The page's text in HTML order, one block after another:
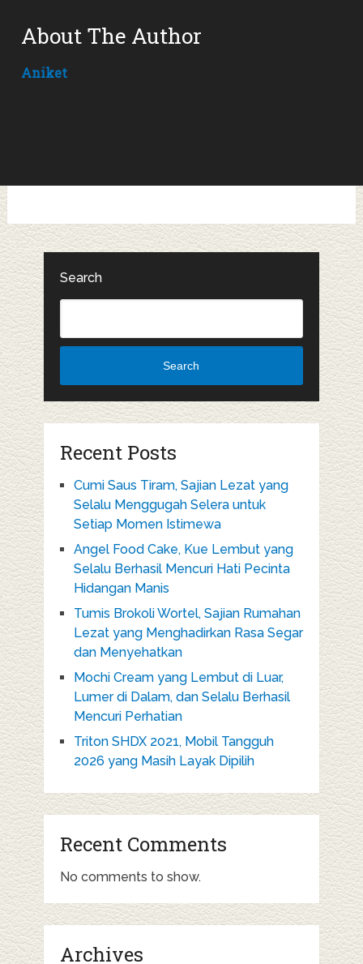
About The Author
Aniket
Search
Search
Recent Posts
Cumi Saus Tiram, Sajian Lezat yang
Selalu Menggugah Selera untuk
Setiap Momen Istimewa
Angel Food Cake, Kue Lembut yang
Selalu Berhasil Mencuri Hati Pecinta
Hidangan Manis
Tumis Brokoli Wortel, Sajian Rumahan
Lezat yang Menghadirkan Rasa Segar
dan Menyehatkan
Mochi Cream yang Lembut di Luar,
Lumer di Dalam, dan Selalu Berhasil
Mencuri Perhatian
Triton SHDX 2021, Mobil Tangguh
2026 yang Masih Layak Dipilih
Recent Comments
No comments to show.
Archives